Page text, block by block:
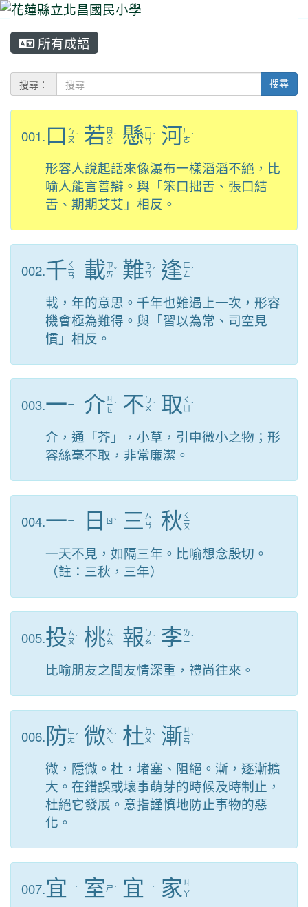
所有成語
搜尋： 搜尋
001.口 ㄎ
ㄡˇ 若 ㄖ
ㄨ
ㄛ
ˋ 懸ㄒ
ㄩ
ㄢ
ˊ 河ㄏ
ㄜ ˊ
形容人說起話來像瀑布一樣滔滔不絕，比
喻人能言善辯。與「笨口拙舌、張口結
舌、期期艾艾」相反。
002.千 ㄑ
ㄧ
ㄢ 載ㄗ
ㄞˇ 難ㄋ
ㄢ ˊ 逢 ㄈ
ㄥ ˊ
載，年的意思。千年也難遇上一次，形容
機會極為難得。與「習以為常、司空見
慣」相反。
003.一ㄧ 介 ㄐ
ㄧ
ㄝ
ˋ 不 ㄅ
ㄨ ˋ 取 ㄑ
ˇ
介，通「芥」，小草，引申微小之物；形
容絲毫不取，非常廉潔。
004.一ㄧ 日 ㄖ ˋ 三 ㄙ
ㄢ
秋 ㄑ
ㄧ
ㄡ
一天不見，如隔三年。比喻想念殷切。
（註：三秋，三年）
005.投ㄊ
ㄡ ˊ 桃ㄊ
ㄠ ˊ 報 ㄅ
ㄠˋ 李ㄌ
ㄧˇ
比喻朋友之間友情深重，禮尚往來。
006. 防 ㄈ
ㄤ ˊ 微 ㄨ
ㄟ ˊ 杜 ㄉ
ㄨ ˋ 漸 ㄐ
ㄧ
ㄢ
ˋ
微，隱微。杜，堵塞、阻絕。漸，逐漸擴
大。在錯誤或壞事萌芽的時候及時制止，
杜絕它發展。意指謹慎地防止事物的惡
化。
007.宜 ㄧ ˊ 室 ㄕˋ 宜 ㄧ ˊ 家 ㄐ
ㄧ
ㄚ